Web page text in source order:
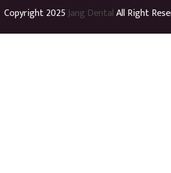
Copyright 2025Jang DentalAll Right